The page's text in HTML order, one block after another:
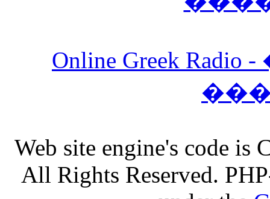
Online Greek
Web site engine's code
All Rights Reserved.